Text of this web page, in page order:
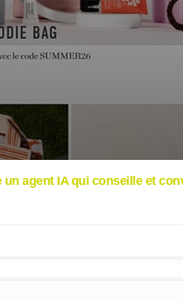
un agent IA qui conseille et